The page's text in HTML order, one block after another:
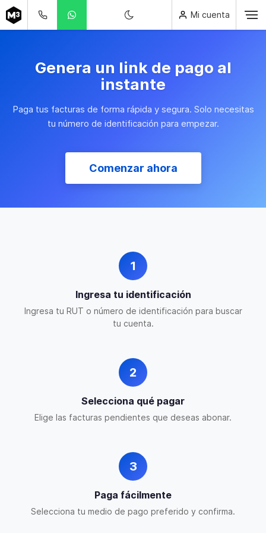
Mi cuenta
Genera un link de pago al
instante
Paga tus facturas de forma rápida y segura. Solo necesitas
tu número de identificación para empezar.
Comenzar ahora
1
Ingresa tu identificación
Ingresa tu RUT o número de identificación para buscar
tu cuenta.
2
Selecciona qué pagar
Elige las facturas pendientes que deseas abonar.
3
Paga fácilmente
Selecciona tu medio de pago preferido y confirma.